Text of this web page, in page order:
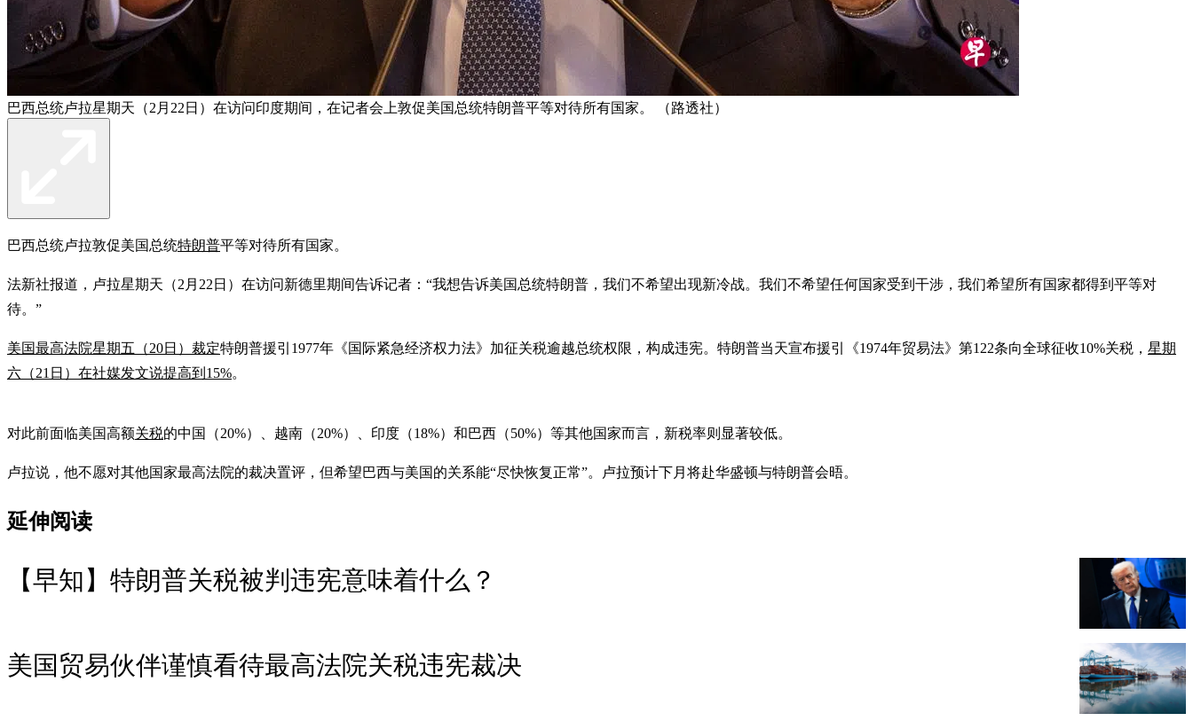
巴西总统卢拉星期天（2月22日）在访问印度期间，在记者会上敦促美国总统特朗普平等对待所有国家。 （路透社）
巴西总统卢拉敦促美国总统特朗普平等对待所有国家。
法新社报道，卢拉星期天（2月22日）在访问新德里期间告诉记者：“我想告诉美国总统特朗普，我们不希望出现新冷战。我们不希望任何国家受到干涉，我们希望所有国家都得到平等对
待。”
美国最高法院星期五（20日）裁定特朗普援引1977年《国际紧急经济权力法》加征关税逾越总统权限，构成违宪。特朗普当天宣布援引《1974年贸易法》第122条向全球征收10%关税， 星期
六（21日）在社媒发文说提高到15%。
对此前面临美国高额关税的中国（20%）、越南（20%）、印度（18%）和巴西（50%）等其他国家而言，新税率则显著较低。
卢拉说，他不愿对其他国家最高法院的裁决置评，但希望巴西与美国的关系能“尽快恢复正常”。卢拉预计下月将赴华盛顿与特朗普会晤。
延伸阅读
【早知】特朗普关税被判违宪意味着什么？
美国贸易伙伴谨慎看待最高法院关税违宪裁决